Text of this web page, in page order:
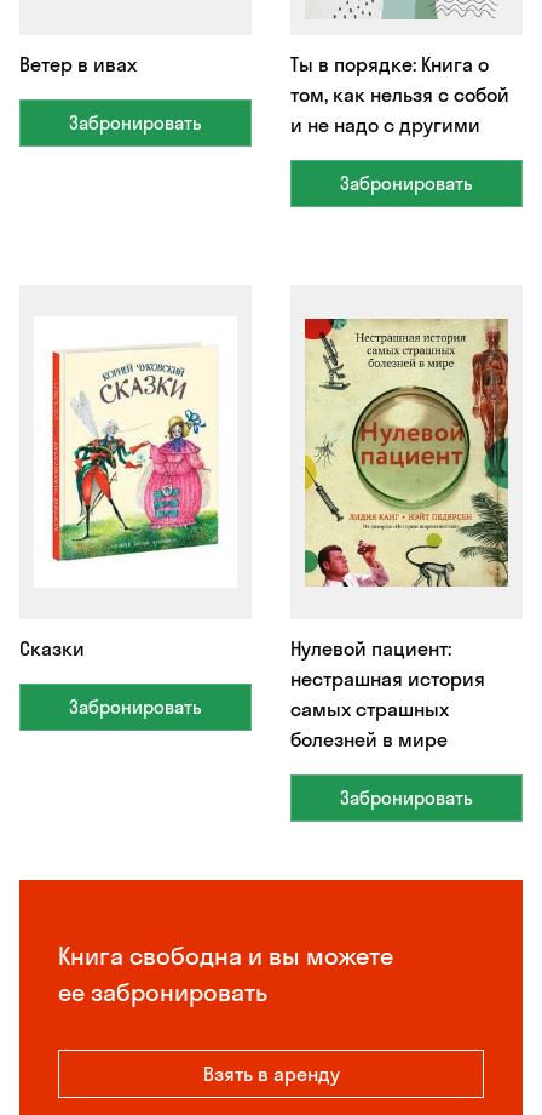
Книга свободна и вы можете
ее забронировать
Взять в аренду
Ветер в ивах
Забронировать
Ты в порядке: Книга о
том, как нельзя с собой
и не надо с другими
Забронировать
Сказки
Забронировать
Нулевой пациент:
нестрашная история
самых страшных
болезней в мире
Забронировать